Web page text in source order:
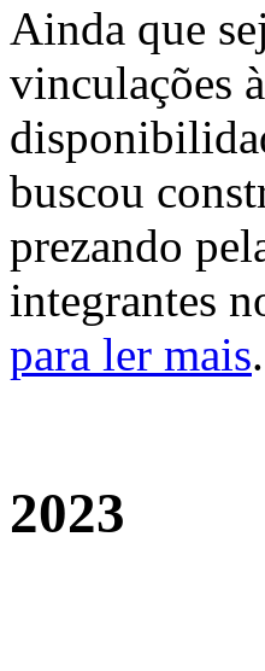
Ainda que
vinculações
buscou
prezando
integrantes
para ler mais.
2023